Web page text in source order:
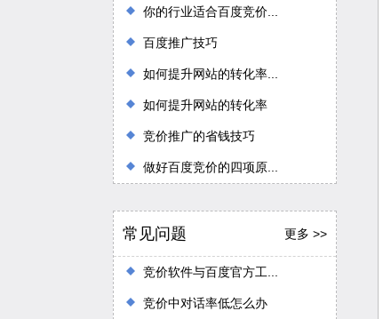
你的行业适合百度竞价...
百度推广技巧
如何提升网站的转化率...
如何提升网站的转化率
竞价推广的省钱技巧
做好百度竞价的四项原...
常见问题 更多 >>
竞价软件与百度官方工...
竞价中对话率低怎么办